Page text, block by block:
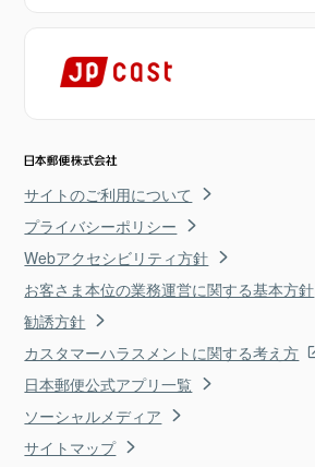
サイトのご利用について
プライバシーポリシー
Webアクセシビリティ方針
お客さま本位の業務運営に関する基本方針
勧誘方針
カスタマーハラスメントに関する考え方
日本郵便公式アプリ一覧
ソーシャルメディア
サイトマップ